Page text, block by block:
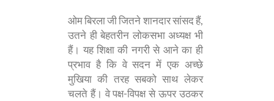
ओम बिरला जी जितने शानदार सांसद हैं,
उतने ही बेहतरीन लोकसभा अध्यक्ष भी
हैं। यह शिक्षा की नगरी से आने का ही
प्रभाव है कि वे सदन में एक अच्छे
मुखिया की तरह सबको साथ लेकर
चलते हैं। वे पक्ष-विपक्ष से ऊपर उठकर